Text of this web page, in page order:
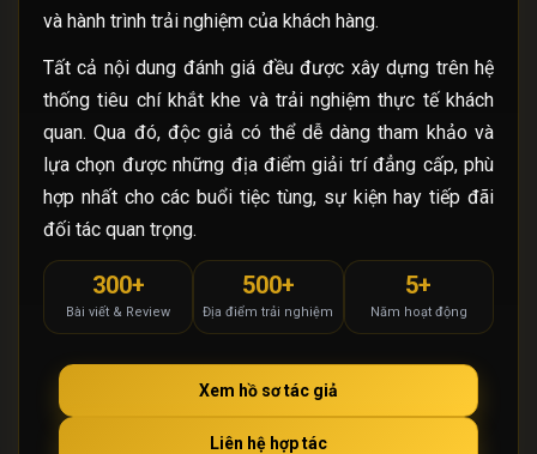
và hành trình trải nghiệm của khách hàng.
Tất cả nội dung đánh giá đều được xây dựng trên hệ
thống tiêu chí khắt khe và trải nghiệm thực tế khách
quan. Qua đó, độc giả có thể dễ dàng tham khảo và
lựa chọn được những địa điểm giải trí đẳng cấp, phù
hợp nhất cho các buổi tiệc tùng, sự kiện hay tiếp đãi
đối tác quan trọng.
300+
Bài viết & Review
500+
Địa điểm trải nghiệm
5+
Năm hoạt động
Xem hồ sơ tác giả
Liên hệ hợp tác